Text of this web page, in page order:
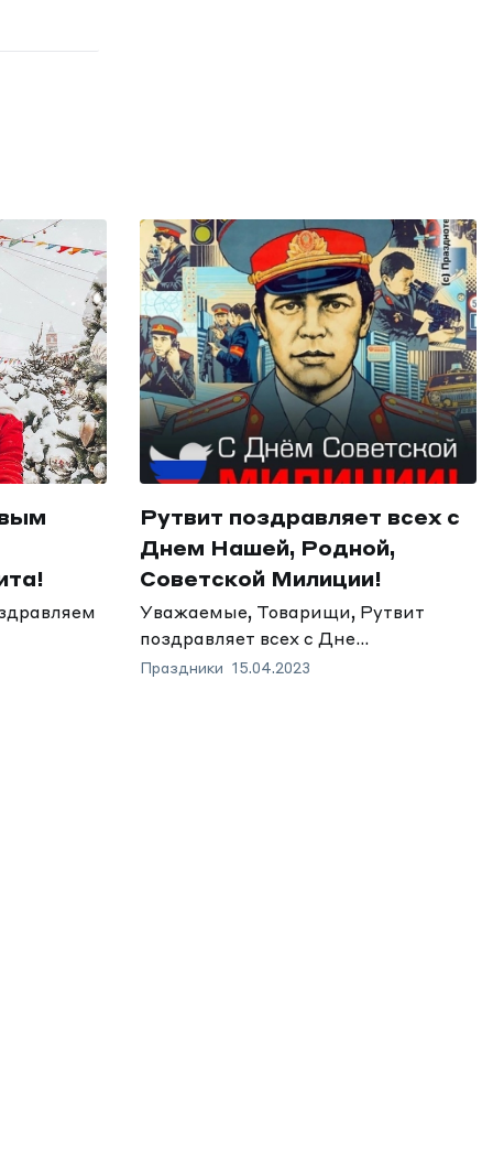
Рутвит поздравляет всех с
Днем Нашей, Родной,
Советской Милиции!
Уважаемые, Товарищи, Рутвит
поздравляет всех с Дне...
Праздники 15.04.2023